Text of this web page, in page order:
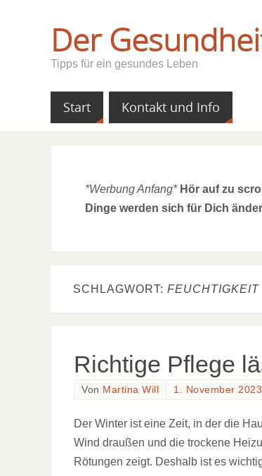
Der
Tipps für ein gesundes Leben
Start Kontakt und Info
*Werbung Anfang* Hör auf zu
Dinge werden sich für Dich
SCHLAGWORT: FEUCHTIGKEIT
Richtige Pflege
Von Martina Will 1. November 2023
Der Winter ist eine Zeit, in der die
Wind draußen und die trockene
Rötungen zeigt. Deshalb ist es